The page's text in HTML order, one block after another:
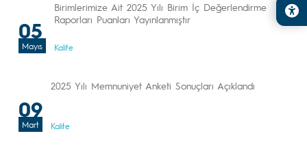
05
Mayıs
Birimlerimize Ait 2025 Yılı Birim İç Değerlendirme
Raporları Puanları Yayınlanmıştır
Kalite
09
Mart
2025 Yılı Memnuniyet Anketi Sonuçları Açıklandı
Kalite